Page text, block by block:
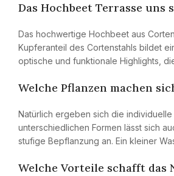
Das Hochbeet Terrasse uns
Das hochwertige Hochbeet aus
Kupferanteil des Cortenstahls bildet
optische und funktionale Highlights,
Welche Pflanzen machen
Natürlich ergeben sich die
unterschiedlichen Formen lässt sich
stufige Bepflanzung an. Ein kleiner
Welche Vorteile schafft das